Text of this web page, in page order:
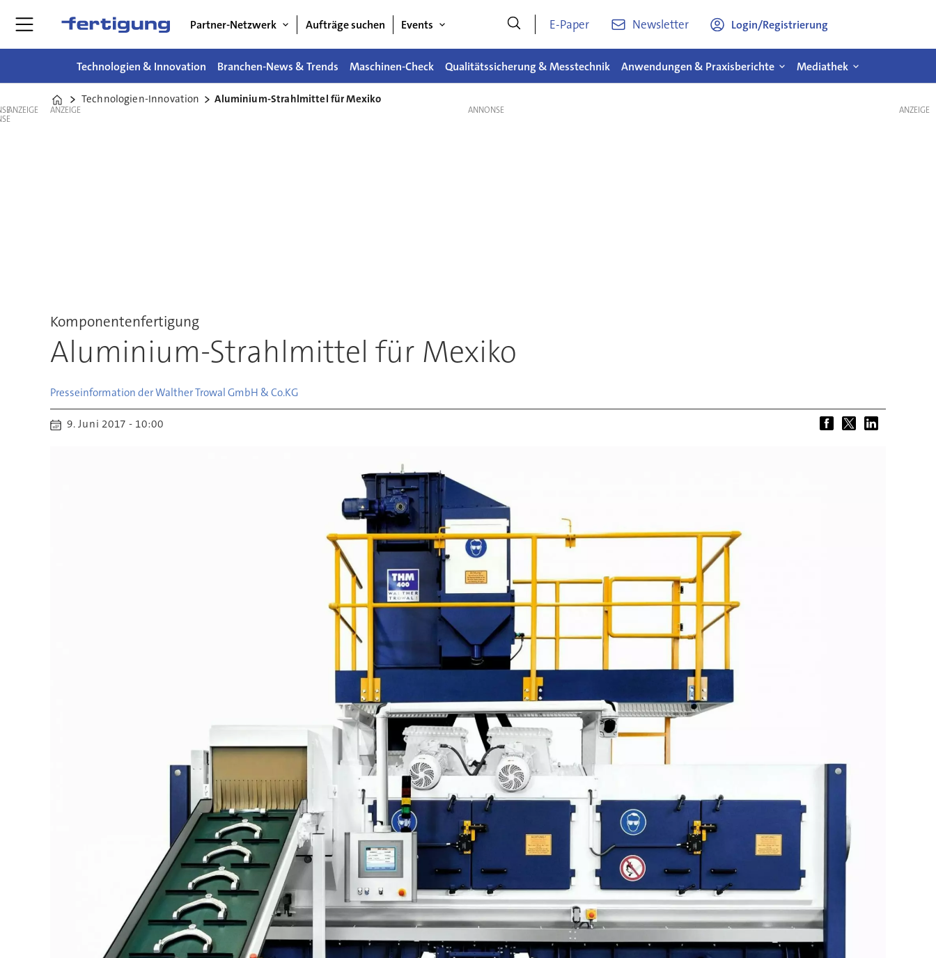
Partner-Netzwerk Aufträge suchen Events E-Paper Newsletter Login/Registrierung
Technologien & Innovation Branchen-News & Trends Maschinen-Check Qualitätssicherung & Messtechnik Anwendungen & Praxisberichte Mediathek
Home
Technologien-Innovation Aluminium-Strahlmittel für Mexiko
ANZEIGE ANZEIGE
Komponentenfertigung
Aluminium-Strahlmittel für Mexiko
Presseinformation der Walther Trowal GmbH & Co.KG
9. Juni 2017 - 10:00
ANZEIGE